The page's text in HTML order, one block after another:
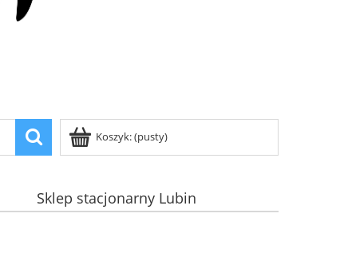
Koszyk:(pusty)
Sklep stacjonarny Lubin